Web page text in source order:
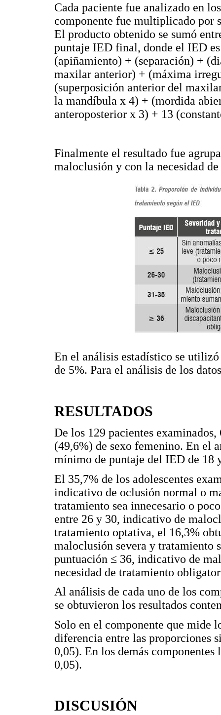
Cada paciente fue analizado en
componente fue multiplicado por
El producto obtenido se sumó
puntaje IED final, donde el IED
(apiñamiento) + (separación) +
maxilar anterior) + (máxima
(superposición anterior del
la mandíbula x 4) + (mordida
anteroposterior x 3) + 13
Finalmente el resultado fue
maloclusión y con la necesidad
En el análisis estadístico se
de 5%. Para el análisis de los
RESULTADOS
De los 129 pacientes
(49,6%) de sexo femenino. En el
mínimo de puntaje del IED de 18
El 35,7% de los adolescentes
indicativo de oclusión normal o
tratamiento sea innecesario o
entre 26 y 30, indicativo de
tratamiento optativa, el 16,3%
maloclusión severa y tratamiento
puntuación ≤ 36, indicativo de
necesidad de tratamiento
Al análisis de cada uno de los
se obtuvieron los resultados
Solo en el componente que mide
diferencia entre las proporciones
0,05). En los demás
0,05).
DISCUSIÓN